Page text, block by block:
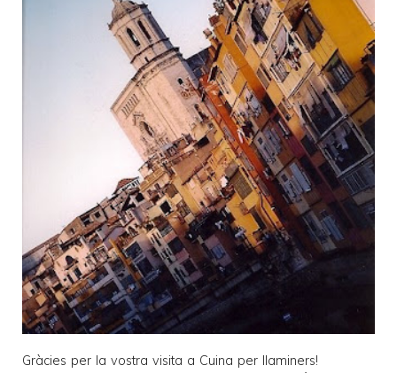
Gràcies per la vostra visita a Cuina per llaminers!